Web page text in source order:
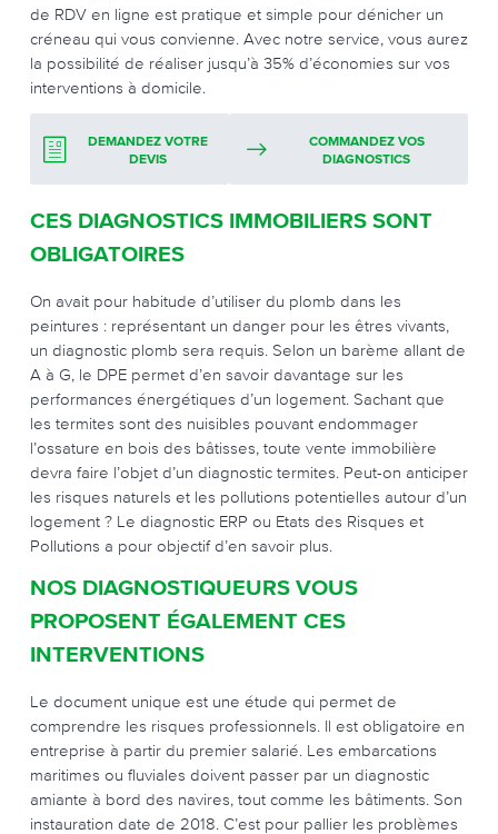
de RDV en ligne est pratique et simple pour dénicher un
créneau qui vous convienne. Avec notre service, vous aurez
la possibilité de réaliser jusqu’à 35% d’économies sur vos
interventions à domicile.
DEMANDEZ VOTRE
DEVIS
COMMANDEZ VOS
DIAGNOSTICS
CES DIAGNOSTICS IMMOBILIERS SONT
OBLIGATOIRES
On avait pour habitude d’utiliser du plomb dans les
peintures : représentant un danger pour les êtres vivants,
un diagnostic plomb sera requis. Selon un barème allant de
A à G, le DPE permet d’en savoir davantage sur les
performances énergétiques d’un logement. Sachant que
les termites sont des nuisibles pouvant endommager
l’ossature en bois des bâtisses, toute vente immobilière
devra faire l’objet d’un diagnostic termites. Peut-on anticiper
les risques naturels et les pollutions potentielles autour d’un
logement ? Le diagnostic ERP ou Etats des Risques et
Pollutions a pour objectif d’en savoir plus.
NOS DIAGNOSTIQUEURS VOUS
PROPOSENT ÉGALEMENT CES
INTERVENTIONS
Le document unique est une étude qui permet de
comprendre les risques professionnels. Il est obligatoire en
entreprise à partir du premier salarié. Les embarcations
maritimes ou fluviales doivent passer par un diagnostic
amiante à bord des navires, tout comme les bâtiments. Son
instauration date de 2018. C’est pour pallier les problèmes